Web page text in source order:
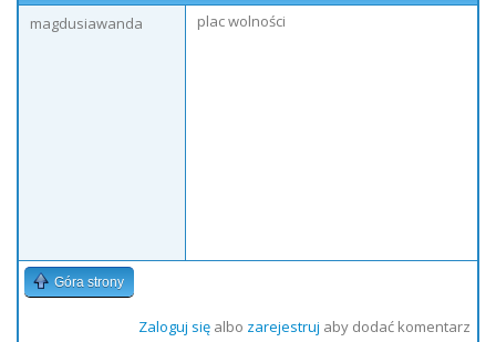
magdusiawanda
plac wolności
Góra strony
Zaloguj sięalbo zarejestruj aby dodać komentarz